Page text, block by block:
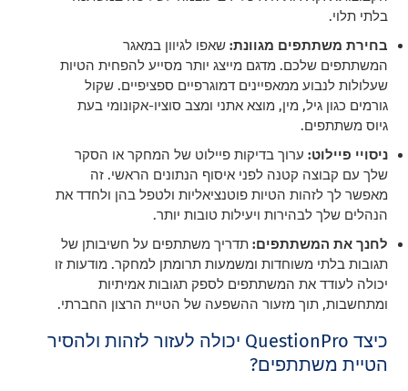
בלתי תלוי.
בחירת משתתפים מגוונת: שאפו לגיוון במאגר
המשתתפים שלכם. מדגם מייצג יותר מסייע להפחית הטיות
שעלולות לנבוע ממאפיינים דמוגרפיים ספציפיים. שקול
גורמים כגון גיל, מין, מוצא אתני ומצב סוציו-אקונומי בעת
גיוס משתתפים.
ניסויי פיילוט: ערוך בדיקות פיילוט של המחקר או הסקר
שלך עם קבוצה קטנה לפני איסוף הנתונים הראשי. זה
מאפשר לך לזהות הטיות פוטנציאליות ולטפל בהן ולחדד את
הנהלים שלך לבהירות ויעילות טובות יותר.
לחנך את המשתתפים:תדריך משתתפים על חשיבותן של
תגובות בלתי משוחדות ומשמעות תרומתן למחקר. מודעות זו
יכולה לעודד את המשתתפים לספק תגובות אמיתיות
ומתחשבות, תוך מזעור ההשפעה של הטיית הרצון החברתי.
כיצד QuestionPro יכולה לעזור לזהות ולהסיר
הטיית משתתפים?